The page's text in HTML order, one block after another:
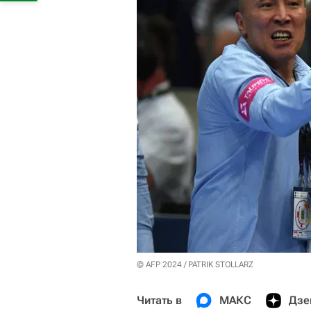
© AFP 2024 / PATRIK STOLLARZ
Читать в МАКС